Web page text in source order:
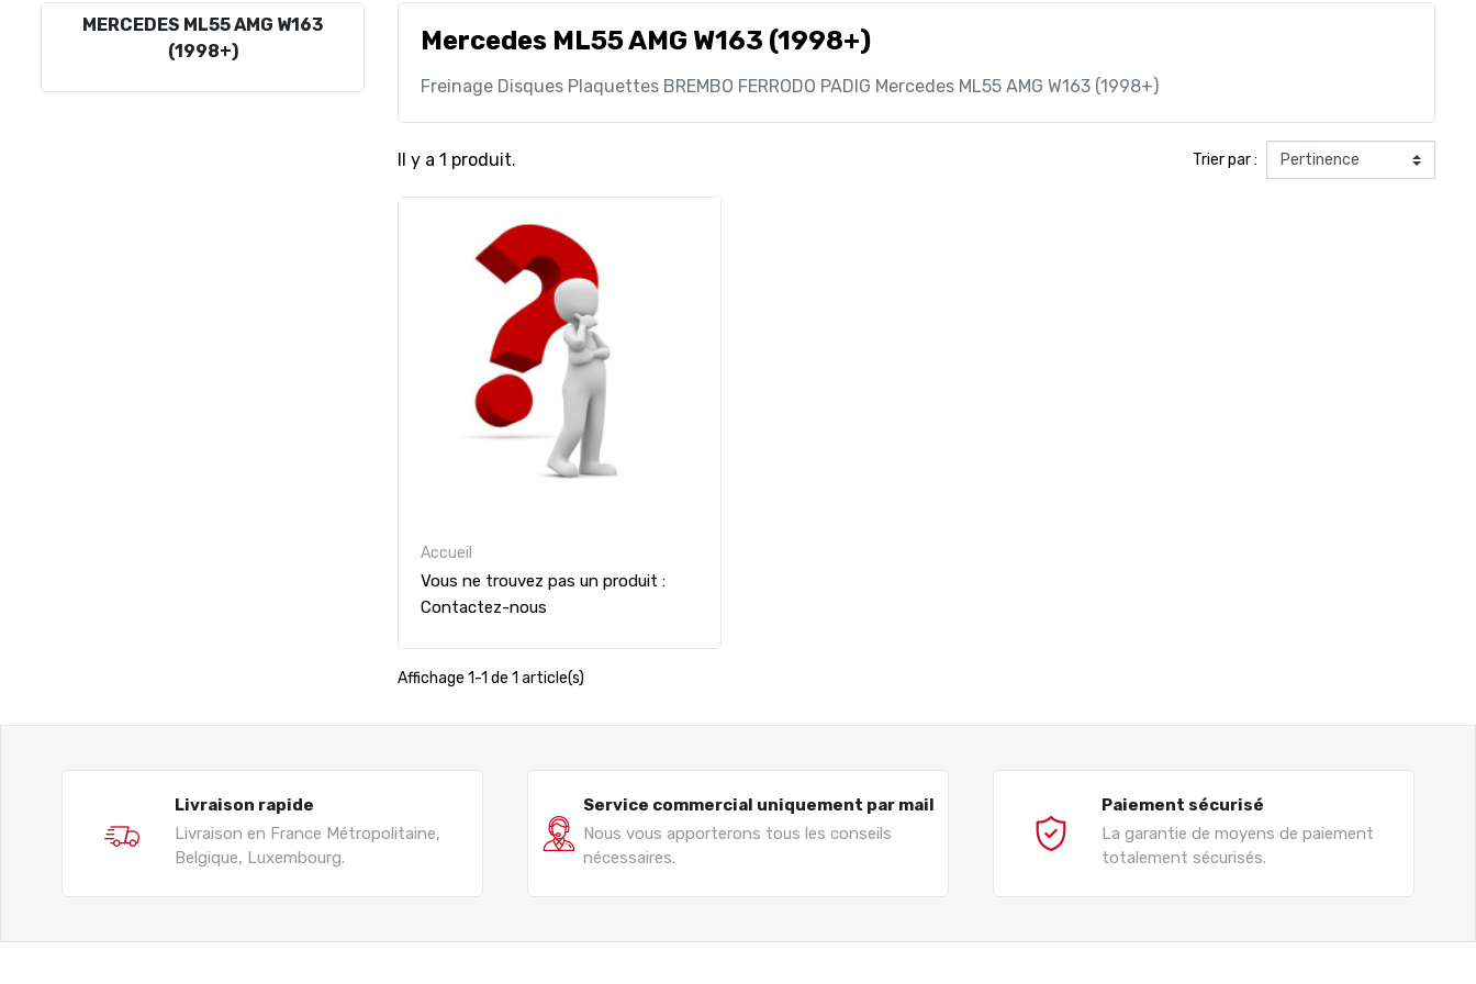
MERCEDES ML55 AMG W163
(1998+)
Mercedes ML55 AMG W163 (1998+)
Freinage Disques Plaquettes BREMBO FERRODO PADIG Mercedes ML55 AMG W163 (1998+)
Il y a 1 produit. Trier par :
Accueil
Vous ne trouvez pas un produit :
Contactez-nous
Affichage 1-1 de 1 article(s)
Livraison rapide
Livraison en France Métropolitaine,
Belgique, Luxembourg.
Service commercial uniquement par mail
Nous vous apporterons tous les conseils
nécessaires.
Paiement sécurisé
La garantie de moyens de paiement
totalement sécurisés.